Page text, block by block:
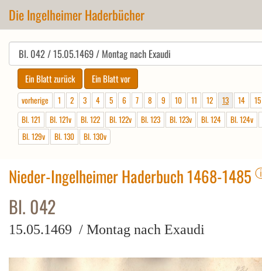
Die Ingelheimer Haderbücher
vorherige 1 2 3 4 5 6 7 8 9 10 11 12 13 14
15
Bl. 121
Bl. 121v Bl. 122 Bl. 122v Bl. 123 Bl. 123v Bl. 124
Bl. 124v
Bl. 129v
Bl. 130 Bl. 130v
Nieder-Ingelheimer Haderbuch 1468-1485
Bl. 042
15.05.1469 / Montag nach Exaudi